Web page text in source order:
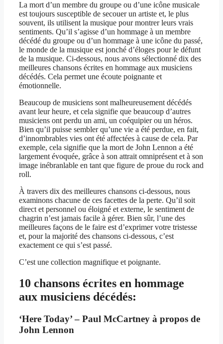
La mort d’un membre du groupe ou d’une icône musicale
est toujours susceptible de secouer un artiste et, le plus
souvent, ils utilisent la musique pour montrer leurs vrais
sentiments. Qu’il s’agisse d’un hommage à un membre
décédé du groupe ou d’un hommage à une icône du passé,
le monde de la musique est jonché d’éloges pour le défunt
de la musique. Ci-dessous, nous avons sélectionné dix des
meilleures chansons écrites en hommage aux musiciens
décédés. Cela permet une écoute poignante et
émotionnelle.
Beaucoup de musiciens sont malheureusement décédés
avant leur heure, et cela signifie que beaucoup d’autres
musiciens ont perdu un ami, un coéquipier ou un héros.
Bien qu’il puisse sembler qu’une vie a été perdue, en fait,
d’innombrables vies ont été affectées à cause de cela. Par
exemple, cela signifie que la mort de John Lennon a été
largement évoquée, grâce à son attrait omniprésent et à son
image inébranlable en tant que figure de proue du rock and
roll.
À travers dix des meilleures chansons ci-dessous, nous
examinons chacune de ces facettes de la perte. Qu’il soit
direct et personnel ou éloigné et externe, le sentiment de
chagrin n’est jamais facile à gérer. Bien sûr, l’une des
meilleures façons de le faire est d’exprimer votre tristesse
et, pour la majorité des chansons ci-dessous, c’est
exactement ce qui s’est passé.
C’est une collection magnifique et poignante.
10 chansons écrites en hommage
aux musiciens décédés:
‘Here Today’ – Paul McCartney à propos de
John Lennon